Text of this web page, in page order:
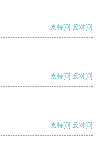
支持[0] 反对[0]
支持[0] 反对[0]
支持[0] 反对[0]